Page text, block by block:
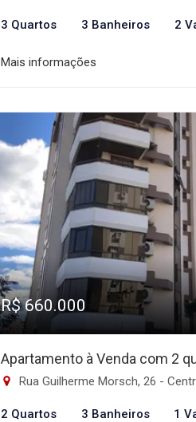
3 Quartos 3 Banheiros 2
Mais informações
R$ 660.000
Apartamento à Venda com 2
Rua Guilherme Morsch, 26 -
2 Quartos 3 Banheiros 1